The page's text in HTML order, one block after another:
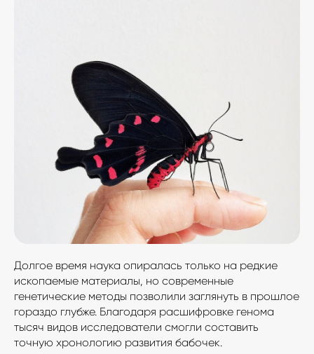
Долгое время наука опиралась только на редкие
ископаемые материалы, но современные
генетические методы позволили заглянуть в прошлое
гораздо глубже. Благодаря расшифровке генома
тысяч видов исследователи смогли составить
точную хронологию развития бабочек.